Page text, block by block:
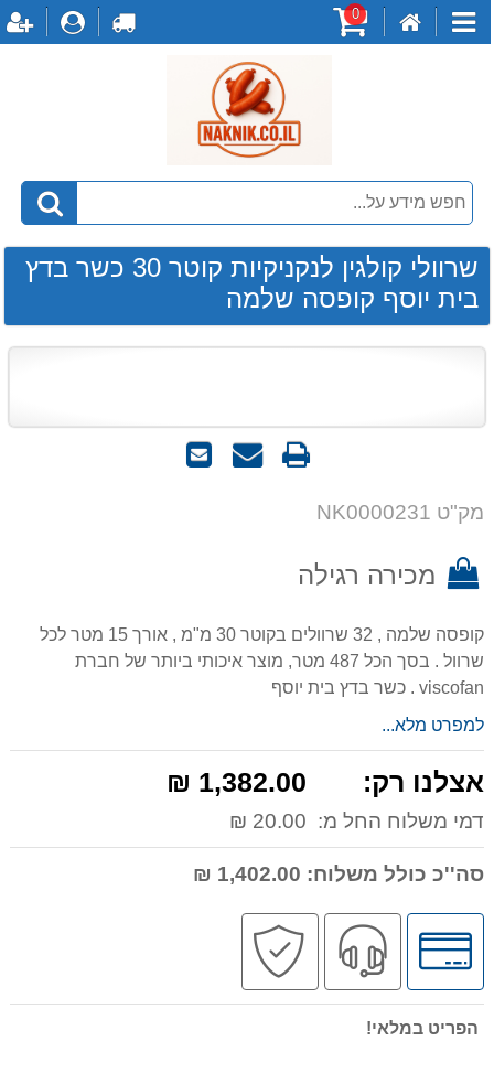
קטגוריות
0
לקופה
שרוולי קולגין לנקניקיות קוטר 30 כשר בדץ
בית יוסף קופסה שלמה
שלח
שאל
מק"ט NK0000231
מכירה רגילה
קופסה שלמה , 32 שרוולים בקוטר 30 מ"מ , אורך 15 מטר לכל
שרוול . בסך הכל 487 מטר, מוצר איכותי ביותר של חברת
viscofan . כשר בדץ בית יוסף
למפרט מלא...
אצלנו רק: 1,382.00 ₪
דמי משלוח החל מ: 20.00 ₪
סה''כ כולל משלוח:
לחץ
לאפשרויות
תשלומים
שירות
מקצועי
הפריט במלאי!